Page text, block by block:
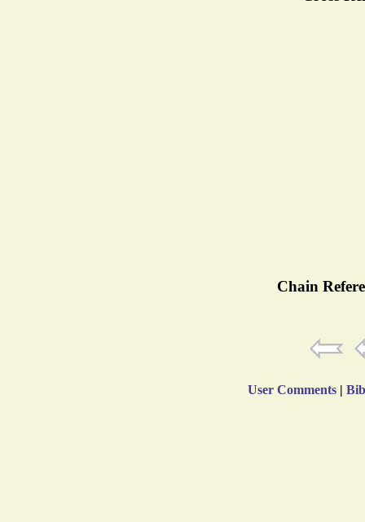
Chain
User Comments |